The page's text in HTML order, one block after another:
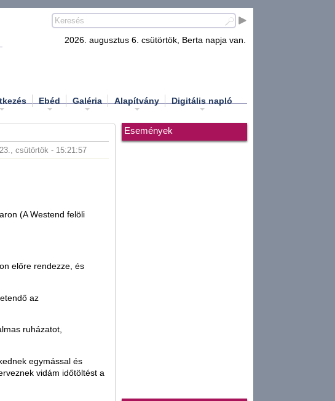
2026. augusztus 6. csütörtök, Berta napja van.
Ebéd Galéria Alapítvány Digitális napló
csütörtök - 15:21:57
(A Westend felöli
előre rendezze, és
az
ruházatot,
egymással és
vidám időtöltést a
Események